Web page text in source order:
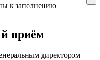
к заполнению.
приём
директором